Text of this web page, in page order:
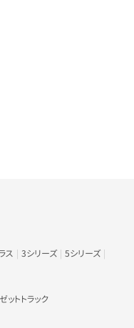
ス 3シリーズ
5シリーズ
ットトラック